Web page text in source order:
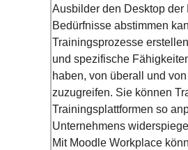
Ausbilder den Desktop
Bedürfnisse abstimmen
Trainingsprozesse
und spezifische
haben, von überall und
zuzugreifen. Sie können
Trainingsplattformen so
Unternehmens
Mit Moodle Workplace